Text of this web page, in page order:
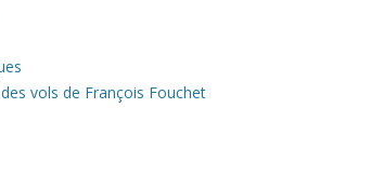
vols de François Fouchet